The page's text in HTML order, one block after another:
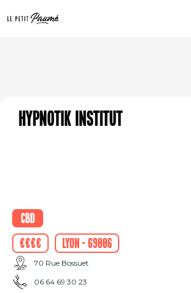
Hypnotik Institut
CBD
€€€€
Lyon - 69006
70 Rue Bossuet
06 64 69 30 23